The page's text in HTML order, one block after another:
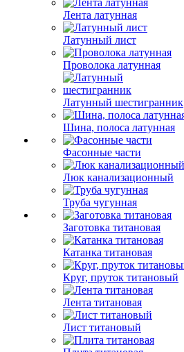
Лента латунная
Латунный лист
Проволока латунная
Латунный шестигранник
Шина, полоса латунная
Фасонные части
Люк канализационный
Труба чугунная
Заготовка титановая
Катанка титановая
Круг, пруток титановый
Лента титановая
Лист титановый